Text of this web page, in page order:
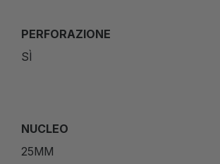
PERFORAZIONE
SÌ
NUCLEO
25MM